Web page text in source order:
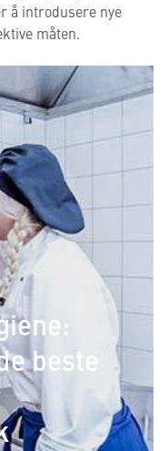
å introdusere nye
måten.
beste